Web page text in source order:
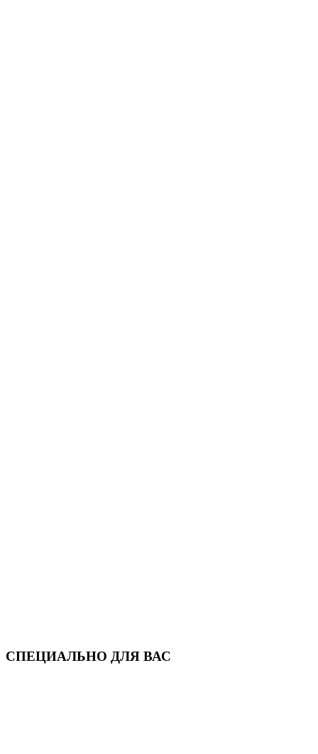
СПЕЦИАЛЬНО ДЛЯ ВАС